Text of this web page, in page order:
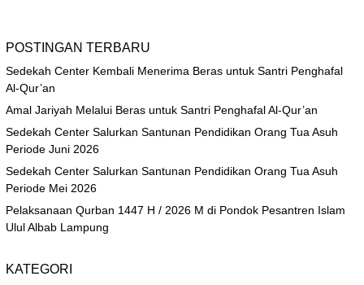
POSTINGAN TERBARU
Sedekah Center Kembali Menerima Beras untuk Santri Penghafal
Al-Qur’an
Amal Jariyah Melalui Beras untuk Santri Penghafal Al-Qur’an
Sedekah Center Salurkan Santunan Pendidikan Orang Tua Asuh
Periode Juni 2026
Sedekah Center Salurkan Santunan Pendidikan Orang Tua Asuh
Periode Mei 2026
Pelaksanaan Qurban 1447 H / 2026 M di Pondok Pesantren Islam
Ulul Albab Lampung
KATEGORI